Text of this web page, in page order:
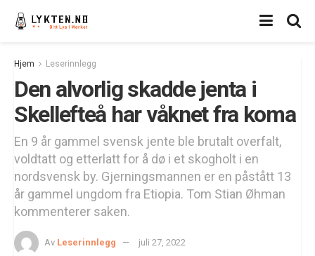
Hjem Leserinnlegg
Den alvorlig skadde jenta i
Skellefteå har våknet fra koma
En 9 år gammel svensk jente ble brutalt overfalt,
voldtatt og etterlatt for å dø i et skogholt i en
nordsvensk by. Gjerningsmannen er en påstått 13
år gammel ungdom fra Etiopia. Tom Stian Øhman
kommenterer saken.
Av Leserinnlegg
juli 27, 2022